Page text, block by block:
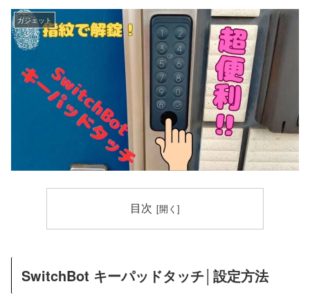
ガジェット
目次
SwitchBot キーパッドタッチ│設定方法